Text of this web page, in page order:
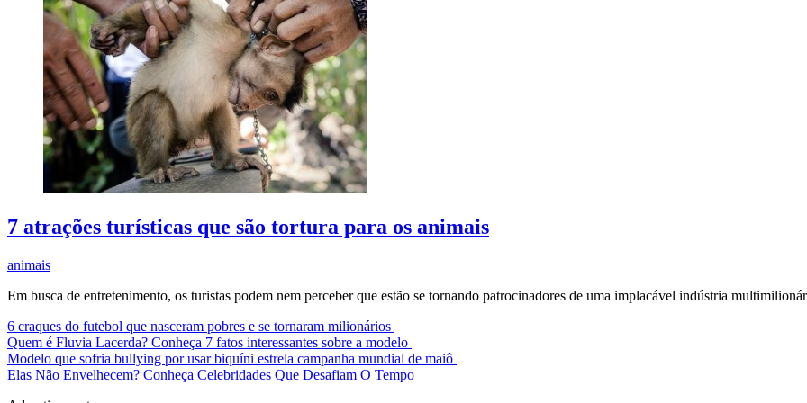
7 atrações turísticas que são tortura para os animais
animais
Em busca de entretenimento, os turistas podem nem perceber que estão se tornando patrocinadores de uma implacável indústria
6 craques do futebol que nasceram pobres e se tornaram milionários
Quem é Fluvia Lacerda? Conheça 7 fatos interessantes sobre a modelo
Modelo que sofria bullying por usar biquíni estrela campanha mundial de maiô
Elas Não Envelhecem? Conheça Celebridades Que Desafiam O Tempo